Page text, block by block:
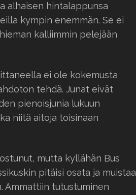
alhaisen hintalappunsa
kympin enemmän. Se ei
kalliimmin pelejään
ei ole kokemusta
tehdä. Junat eivät
pienoisjunia lukuun
niitä aitoja toisinaan
mutta kyllähän Bus
pitäisi osata ja muistaa
Ammattiin tutustuminen